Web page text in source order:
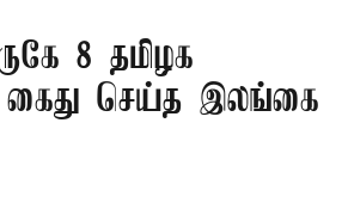
8 தமிழக
செய்த இலங்கை